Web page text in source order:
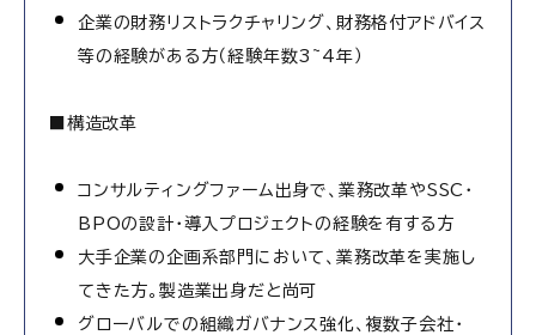
企業の財務リストラクチャリング、財務格付アドバイス
等の経験がある方（経験年数3~4年）
■構造改革
コンサルティングファーム出身で、業務改革やSSC・
BPOの設計・導入プロジェクトの経験を有する方
大手企業の企画系部門において、業務改革を実施し
てきた方。製造業出身だと尚可
グローバルでの組織ガバナンス強化、複数子会社・